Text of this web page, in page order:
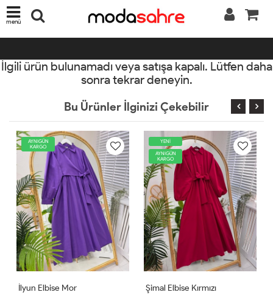
menü
İlgili ürün bulunamadı veya satışa kapalı. Lütfen daha
sonra tekrar deneyin.
Bu Ürünler İlginizi Çekebilir
YENİ
AYNIGÜN
KARGO
Şimal Elbise Kırmızı
AYNIGÜN
KARGO